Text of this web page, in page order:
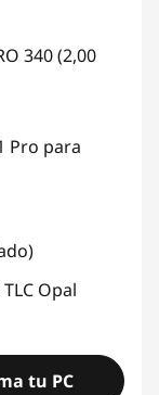
340 (2,00
Pro para
Opal
tu PC